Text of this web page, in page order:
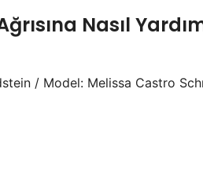
Nasıl
/ Model: Melissa Castro